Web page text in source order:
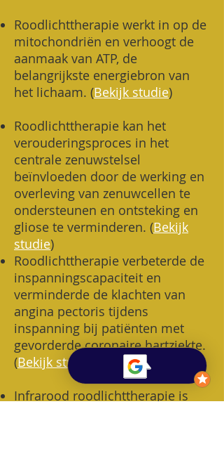
Roodlichttherapie werkt in op de
mitochondriën en verhoogt de
aanmaak van ATP, de
belangrijkste energiebron van
het lichaam. (Bekijk studie)
Roodlichttherapie kan het
verouderingsproces in het
centrale zenuwstelsel
beïnvloeden door de werking en
overleving van zenuwcellen te
ondersteunen en ontsteking en
gliose te verminderen. (Bekijk
studie)
Roodlichttherapie verbeterde de
inspanningscapaciteit en
verminderde de klachten van
angina pectoris tijdens
inspanning bij patiënten met
gevorderde coronaire hartziekte.
(Bekijk studie
Infrarood roodlichttherapie is